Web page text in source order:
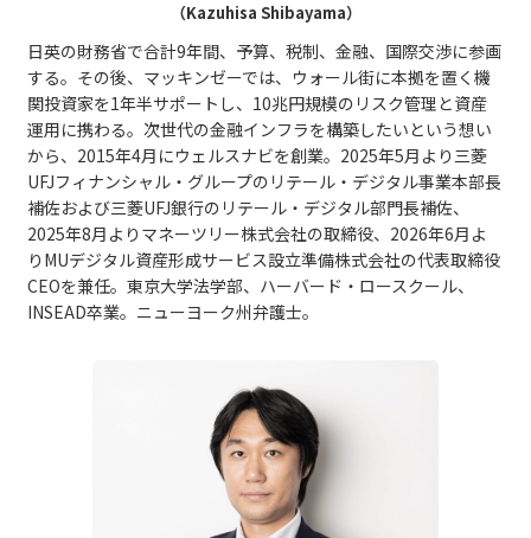
（Kazuhisa Shibayama）
日英の財務省で合計9年間、予算、税制、金融、国際交渉に参画
する。その後、マッキンゼーでは、ウォール街に本拠を置く機
関投資家を1年半サポートし、10兆円規模のリスク管理と資産
運用に携わる。次世代の金融インフラを構築したいという想い
から、2015年4月にウェルスナビを創業。2025年5月より三菱
UFJフィナンシャル・グループのリテール・デジタル事業本部長
補佐および三菱UFJ銀行のリテール・デジタル部門長補佐、
2025年8月よりマネーツリー株式会社の取締役、2026年6月よ
りMUデジタル資産形成サービス設立準備株式会社の代表取締役
CEOを兼任。東京大学法学部、ハーバード・ロースクール、
INSEAD卒業。ニューヨーク州弁護士。